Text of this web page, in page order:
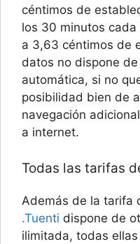
céntimos de
los 30 minutos
a 3,63 céntimos de
datos no dispone
automática, si no
posibilidad bien de
navegación
a internet.
Todas las tarifas
Además de la tarifa
.Tuenti dispone de
ilimitada, todas